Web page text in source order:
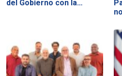
del Gobierno con la…